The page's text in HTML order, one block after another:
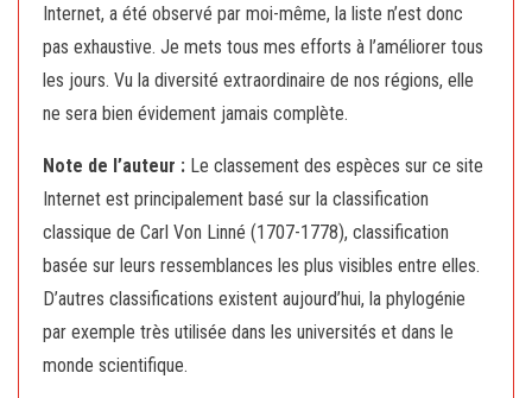
Internet, a été observé par moi-même, la liste n’est donc
pas exhaustive. Je mets tous mes efforts à l’améliorer tous
les jours. Vu la diversité extraordinaire de nos régions, elle
ne sera bien évidement jamais complète.
Note de l’auteur : Le classement des espèces sur ce site
Internet est principalement basé sur la classification
classique de Carl Von Linné (1707-1778), classification
basée sur leurs ressemblances les plus visibles entre elles.
D’autres classifications existent aujourd’hui, la phylogénie
par exemple très utilisée dans les universités et dans le
monde scientifique.